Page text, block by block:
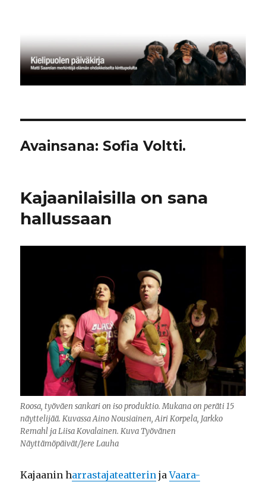
Avainsana: Sofia Voltti.
Kajaanilaisilla on sana
hallussaan
Roosa, työväen sankari on iso produktio. Mukana on peräti 15
näyttelijää. Kuvassa Aino Nousiainen, Airi Korpela, Jarkko
Remahl ja Liisa Kovalainen. Kuva Työvänen
Näyttämöpäivät/Jere Lauha
Kajaanin harrastajateatterin jaVaara-